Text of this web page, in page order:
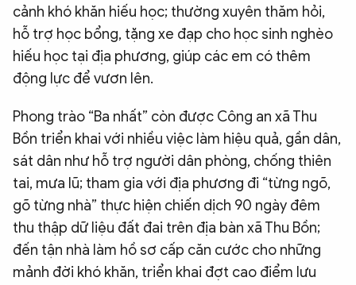
cảnh khó khăn hiếu học; thường xuyên thăm hỏi,
hỗ trợ học bổng, tặng xe đạp cho học sinh nghèo
hiếu học tại địa phương, giúp các em có thêm
động lực để vươn lên.
Phong trào “Ba nhất” còn được Công an xã Thu
Bồn triển khai với nhiều việc làm hiệu quả, gần dân,
sát dân như hỗ trợ người dân phòng, chống thiên
tai, mưa lũ; tham gia với địa phương đi “từng ngõ,
gõ từng nhà” thực hiện chiến dịch 90 ngày đêm
thu thập dữ liệu đất đai trên địa bàn xã Thu Bồn;
đến tận nhà làm hồ sơ cấp căn cước cho những
mảnh đời khó khăn, triển khai đợt cao điểm lưu